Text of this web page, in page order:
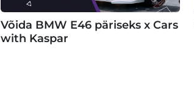
Võida BMW E46 päriseks x Cars
with Kaspar